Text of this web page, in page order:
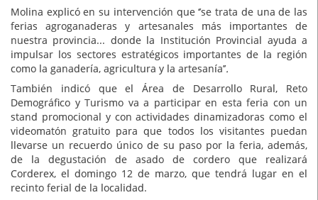
Molina explicó en su intervención que ‘’se trata de una de las
ferias agroganaderas y artesanales más importantes de
nuestra provincia... donde la Institución Provincial ayuda a
impulsar los sectores estratégicos importantes de la región
como la ganadería, agricultura y la artesanía’’.
También indicó que el Área de Desarrollo Rural, Reto
Demográfico y Turismo va a participar en esta feria con un
stand promocional y con actividades dinamizadoras como el
videomatón gratuito para que todos los visitantes puedan
llevarse un recuerdo único de su paso por la feria, además,
de la degustación de asado de cordero que realizará
Corderex, el domingo 12 de marzo, que tendrá lugar en el
recinto ferial de la localidad.